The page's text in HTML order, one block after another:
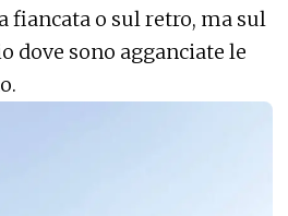
fiancata o sul retro, ma sul
dove sono agganciate le